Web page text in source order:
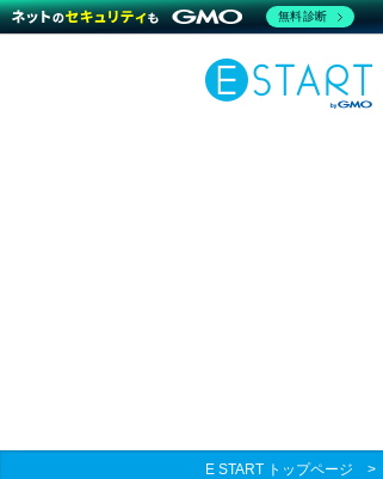
E START トップページ >
無料診断